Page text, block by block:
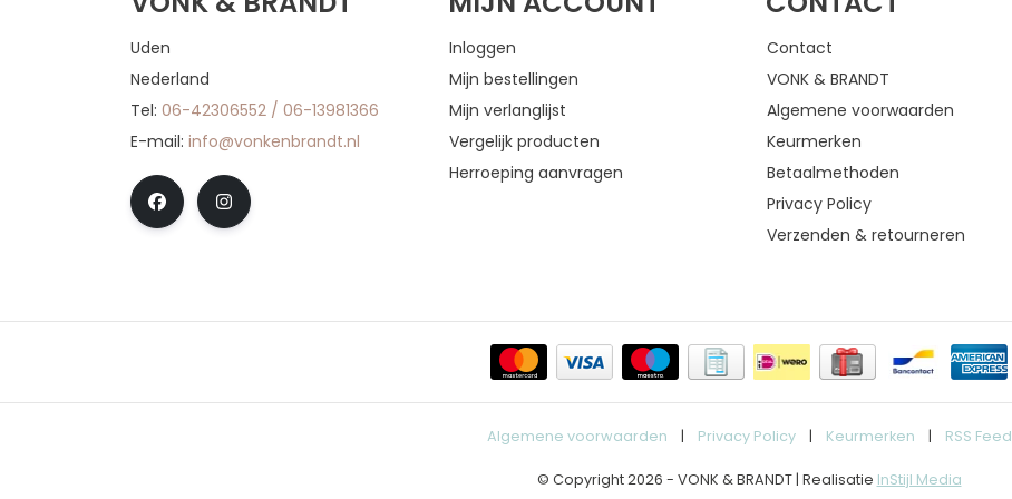
Uden
Nederland
Tel: 06-42306552 / 06-13981366
E-mail: info@vonkenbrandt.nl
Inloggen
Mijn bestellingen
Mijn verlanglijst
Vergelijk producten
Herroeping aanvragen
Contact
VONK & BRANDT
Algemene voorwaarden
Keurmerken
Betaalmethoden
Privacy Policy
Verzenden & retourneren
Algemene voorwaarden | Privacy Policy | Keurmerken | RSS Feed
© Copyright 2026 - VONK & BRANDT | Realisatie InStijl Media